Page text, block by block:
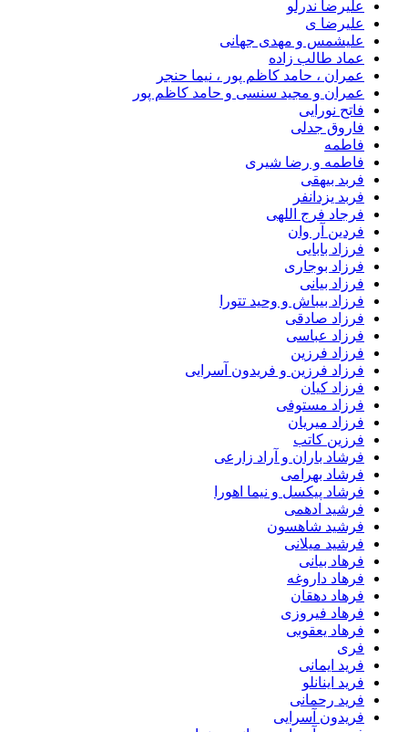
علیرضا ندرلو
علیرضا ی
علیشمس و مهدی جهانی
عماد طالب زاده
عمران ، حامد کاظم پور ، نیما حنجر
عمران و مجید سنسی و حامد کاظم پور
فاتح نورایی
فاروق جدلی
فاطمه
فاطمه و رضا شیری
فربد بیهقی
فربد یزدانفر
فرجاد فرج اللهی
فردین آر وان
فرزاد بابایی
فرزاد بوجاری
فرزاد بیانی
فرزاد بیباش و وحید تتورا
فرزاد صادقی
فرزاد عباسی
فرزاد فرزین
فرزاد فرزین و فریدون آسرایی
فرزاد کیان
فرزاد مستوفی
فرزاد میریان
فرزین کاتب
فرشاد باران و آراد زارعی
فرشاد بهرامی
فرشاد پیکسل و نیما اهورا
فرشید ادهمی
فرشید شاهسون
فرشید میلانی
فرهاد بیانی
فرهاد داروغه
فرهاد دهقان
فرهاد فیروزی
فرهاد یعقوبی
فری
فرید ایمانی
فرید اینانلو
فرید رحمانی
فریدون آسرایی